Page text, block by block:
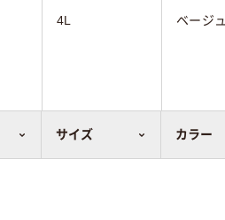
サイズ カラー
4L ベージュ